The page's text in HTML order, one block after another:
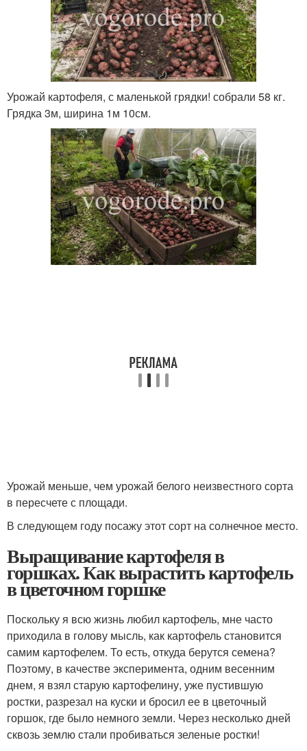
Урожай картофеля, с маленькой грядки! собрали 58 кг.
Грядка 3м, ширина 1м 10см.
Урожай меньше, чем урожай белого неизвестного сорта
в пересчете с площади.
В следующем году посажу этот сорт на солнечное место.
Выращивание картофеля в
горшках. Как вырастить картофель
в цветочном горшке
Поскольку я всю жизнь любил картофель, мне часто
приходила в голову мысль, как картофель становится
самим картофелем. То есть, откуда берутся семена?
Поэтому, в качестве эксперимента, одним весенним
днем, я взял старую картофелину, уже пустившую
ростки, разрезал на куски и бросил ее в цветочный
горшок, где было немного земли. Через несколько дней
сквозь землю стали пробиваться зеленые ростки!